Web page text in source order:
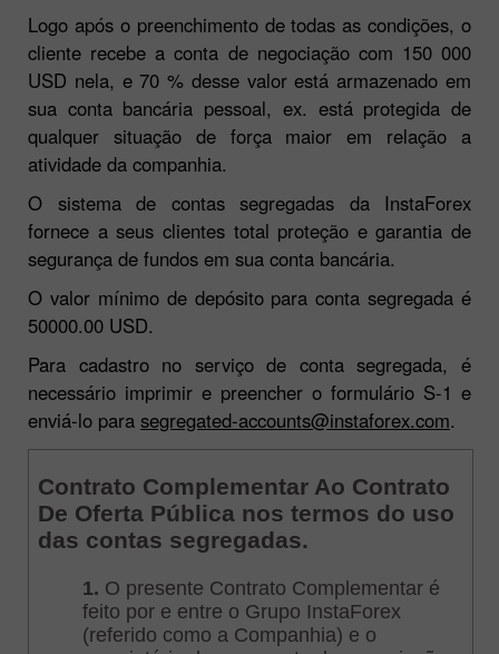
Logo após o preenchimento de todas as condições, o
cliente recebe a conta de negociação com 150 000
USD nela, e 70 % desse valor está armazenado em
sua conta bancária pessoal, ex. está protegida de
qualquer situação de força maior em relação a
atividade da companhia.
O sistema de contas segregadas da InstaForex
fornece a seus clientes total proteção e garantia de
segurança de fundos em sua conta bancária.
O valor mínimo de depósito para conta segregada é
50000.00 USD.
Para cadastro no serviço de conta segregada, é
necessário imprimir e preencher o formulário S-1 e
enviá-lo para segregated-accounts@instaforex.com.